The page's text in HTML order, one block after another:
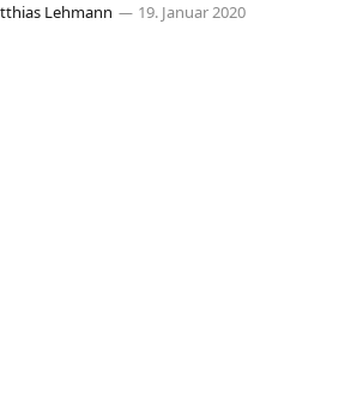
Lehmann 19. Januar 2020